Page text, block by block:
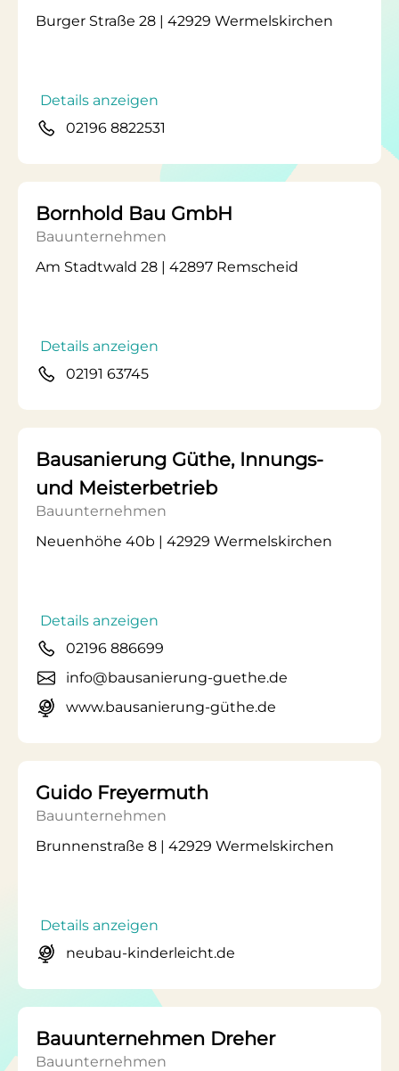
Burger Straße 28 | 42929 Wermelskirchen
Details anzeigen
02196 8822531
Bornhold Bau GmbH
Bauunternehmen
Am Stadtwald 28 | 42897 Remscheid
Details anzeigen
02191 63745
Bausanierung Güthe, Innungs-
und Meisterbetrieb
Bauunternehmen
Neuenhöhe 40b | 42929 Wermelskirchen
Details anzeigen
02196 886699
info@bausanierung-guethe.de
www.bausanierung-güthe.de
Guido Freyermuth
Bauunternehmen
Brunnenstraße 8 | 42929 Wermelskirchen
Details anzeigen
neubau-kinderleicht.de
Bauunternehmen Dreher
Bauunternehmen